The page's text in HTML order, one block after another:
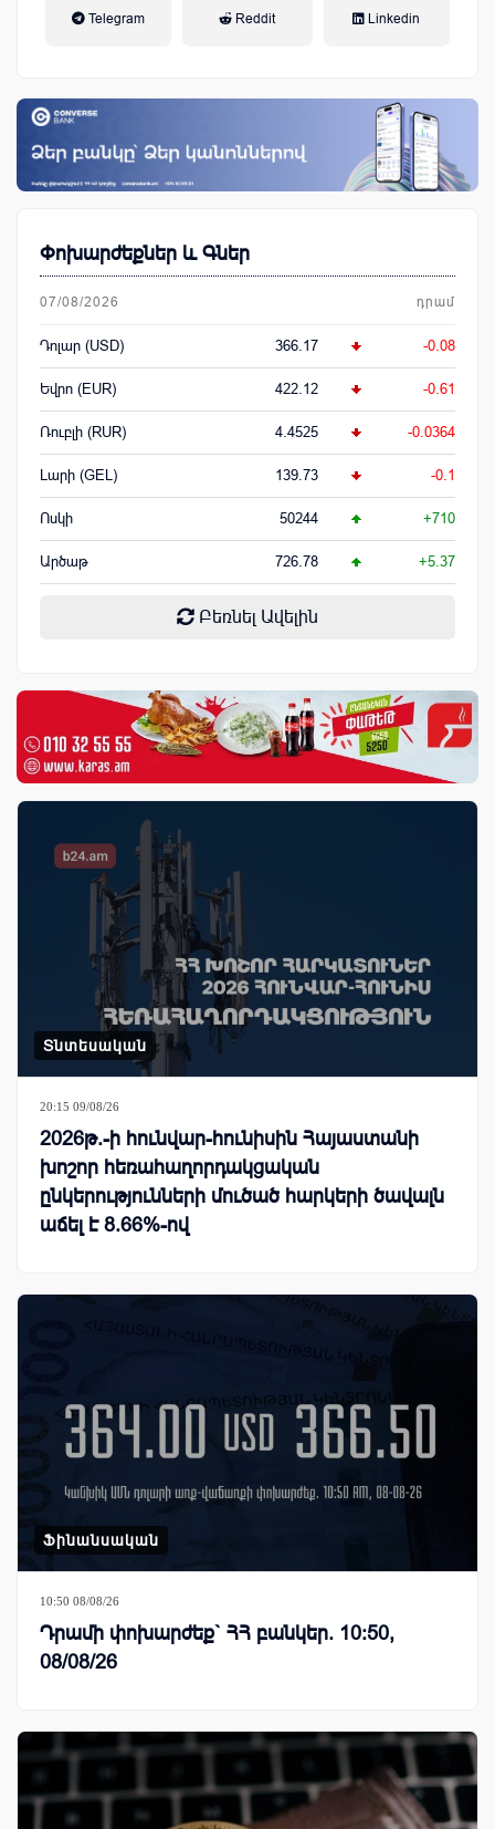
Telegram Reddit Linkedin
Փոխարժեքներ և Գներ
07/08/2026 դրամ
Դոլար (USD) 366.17 -0.08
Եվրո (EUR) 422.12 -0.61
Ռուբլի (RUR) 4.4525 -0.0364
Լարի (GEL) 139.73 -0.1
Ոսկի 50244 +710
Արծաթ 726.78 +5.37
Բեռնել Ավելին
Տնտեսական
20:15 09/08/26
2026թ.-ի հունվար-հունիսին Հայաստանի
խոշոր հեռահաղորդակցական
ընկերությունների մուծած հարկերի ծավալն
աճել է 8.66%-ով
Ֆինանսական
10:50 08/08/26
Դրամի փոխարժեք` ՀՀ բանկեր. 10:50,
08/08/26